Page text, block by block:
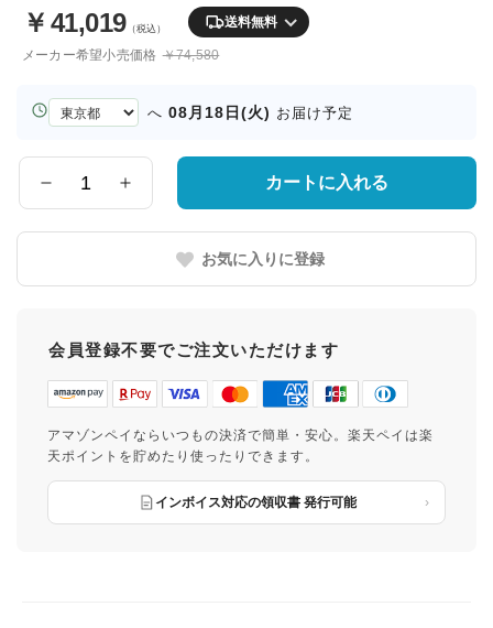
￥ 41,019（税込） 送料無料
メーカー希望小売価格 ￥74,580
お
届
県
へ 08月18日(火) お届け予定
量
カートに入れる
お気に入りに登録
会員登録不要でご注文いただけます
アマゾンペイならいつもの決済で簡単・安心。楽天ペイは楽
天ポイントを貯めたり使ったりできます。
インボイス対応の領収書 発行可能